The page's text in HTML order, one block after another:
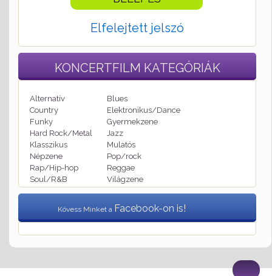
Elfelejtett jelszó
KONCERTFILM KATEGÓRIÁK
Alternatív
Blues
Country
Elektronikus/Dance
Funky
Gyermekzene
Hard Rock/Metal
Jazz
Klasszikus
Mulatós
Népzene
Pop/rock
Rap/Hip-hop
Reggae
Soul/R&B
Világzene
Kövess Minket a Facebook-on is!